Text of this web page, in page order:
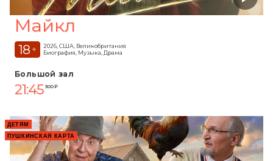
Майкл
18 +
2026, США, Великобритания
Биография, Музыка, Драма
Большой зал
21:45 300 ₽
ДЕТЯМ
ПУШКИНСКАЯ КАРТА